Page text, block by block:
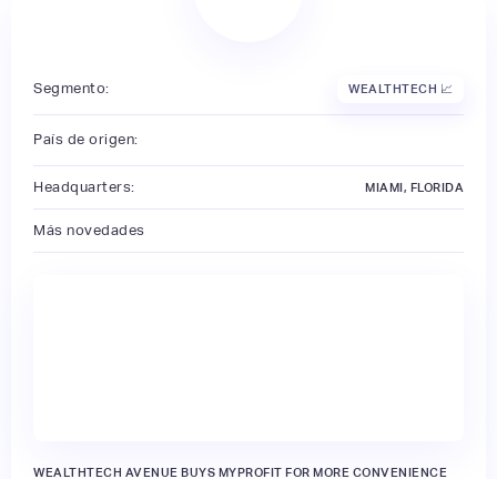
Segmento: WEALTHTECH 📈
País de origen:
Headquarters: MIAMI, FLORIDA
Más novedades
WEALTHTECH AVENUE BUYS MYPROFIT FOR MORE CONVENIENCE